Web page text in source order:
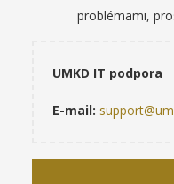
problémami,
UMKD IT podpora
E-mail: